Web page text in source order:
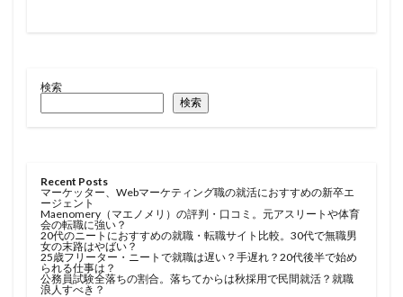
検索
検索
Recent Posts
マーケッター、Webマーケティング職の就活におすすめの新卒エ
ージェント
Maenomery（マエノメリ）の評判・口コミ。元アスリートや体育
会の転職に強い？
20代のニートにおすすめの就職・転職サイト比較。30代で無職男
女の末路はやばい？
25歳フリーター・ニートで就職は遅い？手遅れ？20代後半で始め
られる仕事は？
公務員試験全落ちの割合。落ちてからは秋採用で民間就活？就職
浪人すべき？